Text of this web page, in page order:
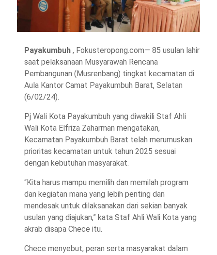
Payakumbuh, Fokusteropong.com— 85 usulan lahir
saat pelaksanaan Musyarawah Rencana
Pembangunan (Musrenbang) tingkat kecamatan di
Aula Kantor Camat Payakumbuh Barat, Selatan
(6/02/24).
Pj Wali Kota Payakumbuh yang diwakili Staf Ahli
Wali Kota Elfriza Zaharman mengatakan,
Kecamatan Payakumbuh Barat telah merumuskan
prioritas kecamatan untuk tahun 2025 sesuai
dengan kebutuhan masyarakat.
“Kita harus mampu memilih dan memilah program
dan kegiatan mana yang lebih penting dan
mendesak untuk dilaksanakan dari sekian banyak
usulan yang diajukan,” kata Staf Ahli Wali Kota yang
akrab disapa Chece itu.
Chece menyebut, peran serta masyarakat dalam